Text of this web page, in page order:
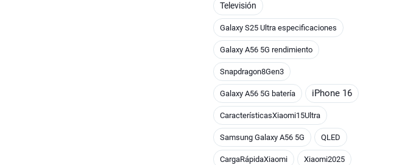
Televisión
Galaxy S25 Ultra especificaciones
Galaxy A56 5G rendimiento
Snapdragon8Gen3
Galaxy A56 5G batería iPhone 16
CaracterísticasXiaomi15Ultra
Samsung Galaxy A56 5G QLED
CargaRápidaXiaomi Xiaomi2025